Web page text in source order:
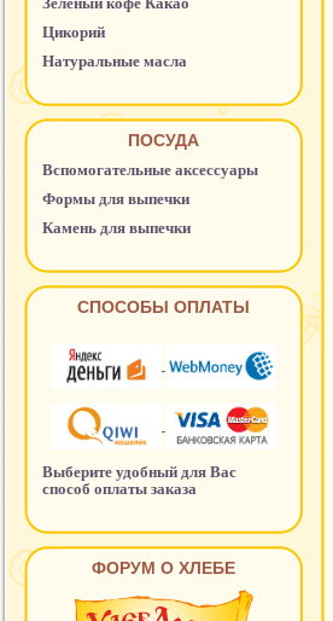
Цикорий
Натуральные масла
ПОСУДА
Вспомогательные аксессуары
Формы для выпечки
Камень для выпечки
СПОСОБЫ ОПЛАТЫ
Выберите удобный для Вас
способ оплаты заказа
ФОРУМ О ХЛЕБЕ